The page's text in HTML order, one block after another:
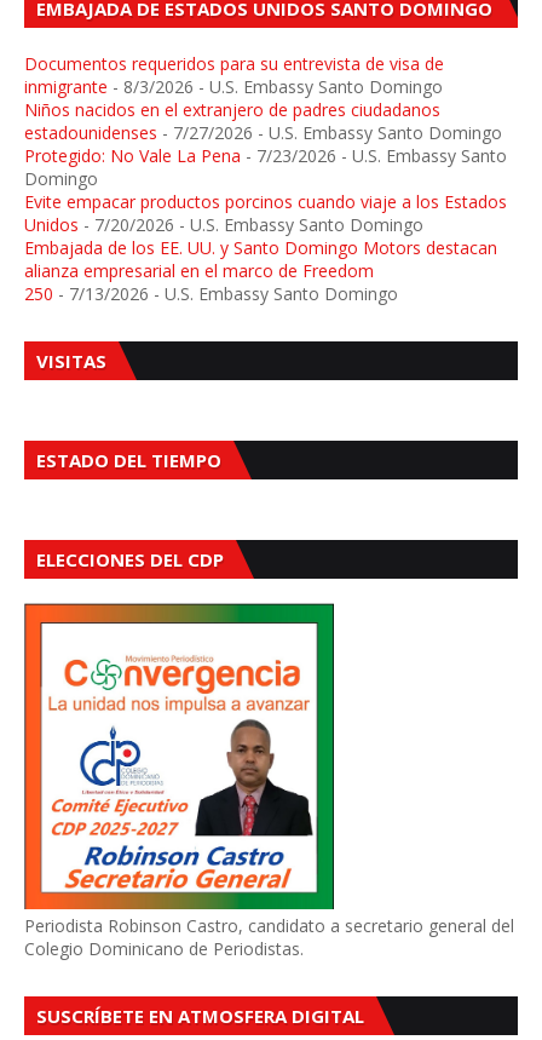
EMBAJADA DE ESTADOS UNIDOS SANTO DOMINGO
Documentos requeridos para su entrevista de visa de
inmigrante - 8/3/2026 - U.S. Embassy Santo Domingo
Niños nacidos en el extranjero de padres ciudadanos
estadounidenses - 7/27/2026 - U.S. Embassy Santo Domingo
Protegido: No Vale La Pena - 7/23/2026 - U.S. Embassy Santo
Domingo
Evite empacar productos porcinos cuando viaje a los Estados
Unidos - 7/20/2026 - U.S. Embassy Santo Domingo
Embajada de los EE. UU. y Santo Domingo Motors destacan
alianza empresarial en el marco de Freedom
250 - 7/13/2026 - U.S. Embassy Santo Domingo
VISITAS
ESTADO DEL TIEMPO
ELECCIONES DEL CDP
Periodista Robinson Castro, candidato a secretario general del
Colegio Dominicano de Periodistas.
SUSCRÍBETE EN ATMOSFERA DIGITAL